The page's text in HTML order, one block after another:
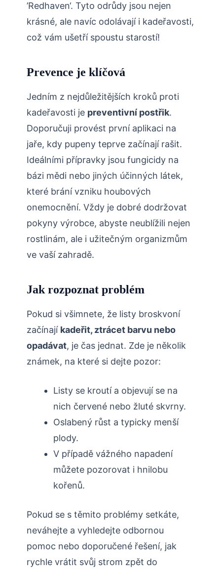
⁢’Redhaven‘. Tyto odrůdy jsou nejen
krásné, ale navíc odolávají i ⁢kadeřavosti,
což vám ušetří spoustu starostí!
Prevence⁢ je klíčová
Jedním z nejdůležitějších kroků proti
kadeřavosti je preventivní postřik.
Doporučuji provést první aplikaci na
jaře, ⁣kdy pupeny teprve začínají rašit.
Ideálními přípravky jsou fungicidy na
bázi mědi nebo jiných účinných látek,
které brání vzniku houbových
onemocnění. Vždy ​je dobré dodržovat
pokyny výrobce, abyste neublížili nejen
rostlinám, ale i užitečným organizmům
ve vaší zahradě.
Jak rozpoznat ‍problém
Pokud si všimnete, že listy broskvoní
začínají kadeřit, ztrácet barvu nebo
opadávat, je čas jednat. Zde je několik
známek, na které si dejte pozor:
Listy se kroutí⁤ a objevují se na
nich červené nebo žluté skvrny.
Oslabený růst a typicky menší
plody.
V případě vážného ⁢napadení
můžete pozorovat i hnilobu
kořenů.
Pokud se s těmito problémy setkáte, ​
neváhejte a vyhledejte odbornou
pomoc nebo doporučené řešení, jak
⁢rychle vrátit svůj strom zpět do